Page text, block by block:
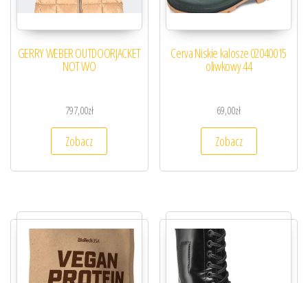
GERRY WEBER OUTDOORJACKET
NOT WO
797,00zł
Zobacz
Cerva Niskie kalosze 02040015
oliwkowy 44
69,00zł
Zobacz